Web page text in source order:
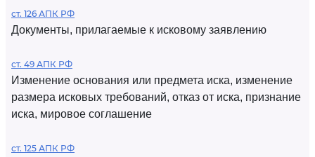
ст. 126 АПК РФ
Документы, прилагаемые к исковому заявлению
ст. 49 АПК РФ
Изменение основания или предмета иска, изменение
размера исковых требований, отказ от иска, признание
иска, мировое соглашение
ст. 125 АПК РФ